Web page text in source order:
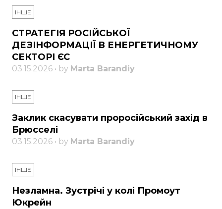
ІНШЕ
СТРАТЕГІЯ РОСІЙСЬКОЇ
ДЕЗІНФОРМАЦІЇ В ЕНЕРГЕТИЧНОМУ
СЕКТОРІ ЄС
03.15.2026 • by Marta Barandiy
ІНШЕ
Заклик скасувати проросійський захід в
Брюсселі
03.15.2026 • by Marta Barandiy
ІНШЕ
Незламна. Зустрічі у колі Промоут
Юкрейн